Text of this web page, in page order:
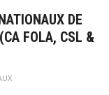
DE
FOLA, CSL &